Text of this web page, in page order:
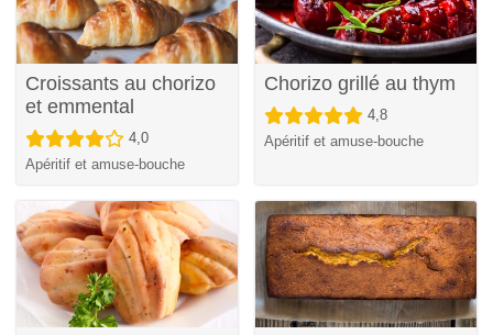
Croissants au chorizo
et emmental
4,0
Apéritif et amuse-bouche
Chorizo grillé au thym
4,8
Apéritif et amuse-bouche